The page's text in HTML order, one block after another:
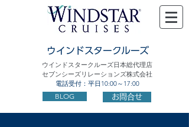
ウインドスタークルーズ
ウインドスタークルーズ日本総代理店
セブンシーズリレーションズ株式会社
電話受付：平日10:00～17:00
BLOG お問合せ